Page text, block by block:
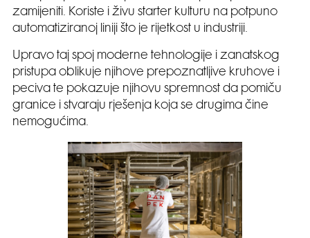
zamijeniti. Koriste i živu starter kulturu na potpuno
automatiziranoj liniji što je rijetkost u industriji.
Upravo taj spoj moderne tehnologije i zanatskog
pristupa oblikuje njihove prepoznatljive kruhove i
peciva te pokazuje njihovu spremnost da pomiču
granice i stvaraju rješenja koja se drugima čine
nemogućima.